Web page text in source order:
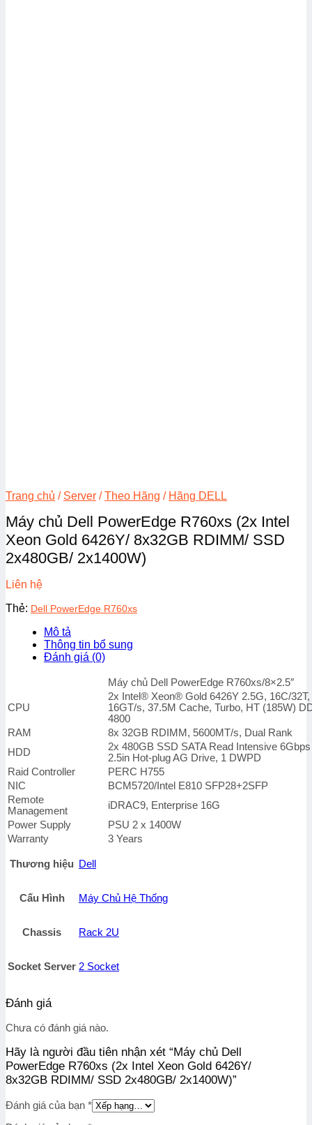
Trang chủ / Server / Theo Hãng / Hãng DELL
Máy chủ Dell PowerEdge R760xs (2x Intel
Xeon Gold 6426Y/ 8x32GB RDIMM/ SSD
2x480GB/ 2x1400W)
Liên hệ
Thẻ: Dell PowerEdge R760xs
Mô tả
Thông tin bổ sung
Đánh giá (0)
Máy chủ Dell PowerEdge R760xs/8×2.5″
CPU
2x Intel® Xeon® Gold 6426Y 2.5G, 16C/32T,
16GT/s, 37.5M Cache, Turbo, HT (185W)
4800
RAM
8x 32GB RDIMM, 5600MT/s, Dual Rank
HDD
2x 480GB SSD SATA Read Intensive
2.5in Hot-plug AG Drive, 1 DWPD
Raid Controller
PERC H755
NIC
BCM5720/Intel E810 SFP28+2SFP
Remote
Management
iDRAC9, Enterprise 16G
Power Supply
PSU 2 x 1400W
Warranty
3 Years
Thương hiệu Dell
Cấu Hình Máy Chủ Hệ Thống
Chassis Rack 2U
Socket Server 2 Socket
Đánh giá
Chưa có đánh giá nào.
Hãy là người đầu tiên nhận xét “Máy chủ Dell
PowerEdge R760xs (2x Intel Xeon Gold 6426Y/
8x32GB RDIMM/ SSD 2x480GB/ 2x1400W)”
Đánh giá của bạn *